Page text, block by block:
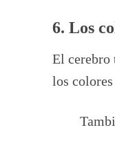
6. Los
El cerebro
los